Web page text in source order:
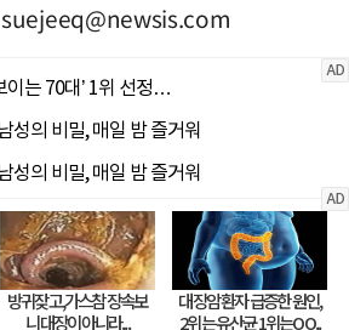
suejeeq@newsis.com